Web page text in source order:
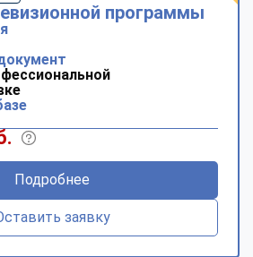
программы
Подробнее
заявку